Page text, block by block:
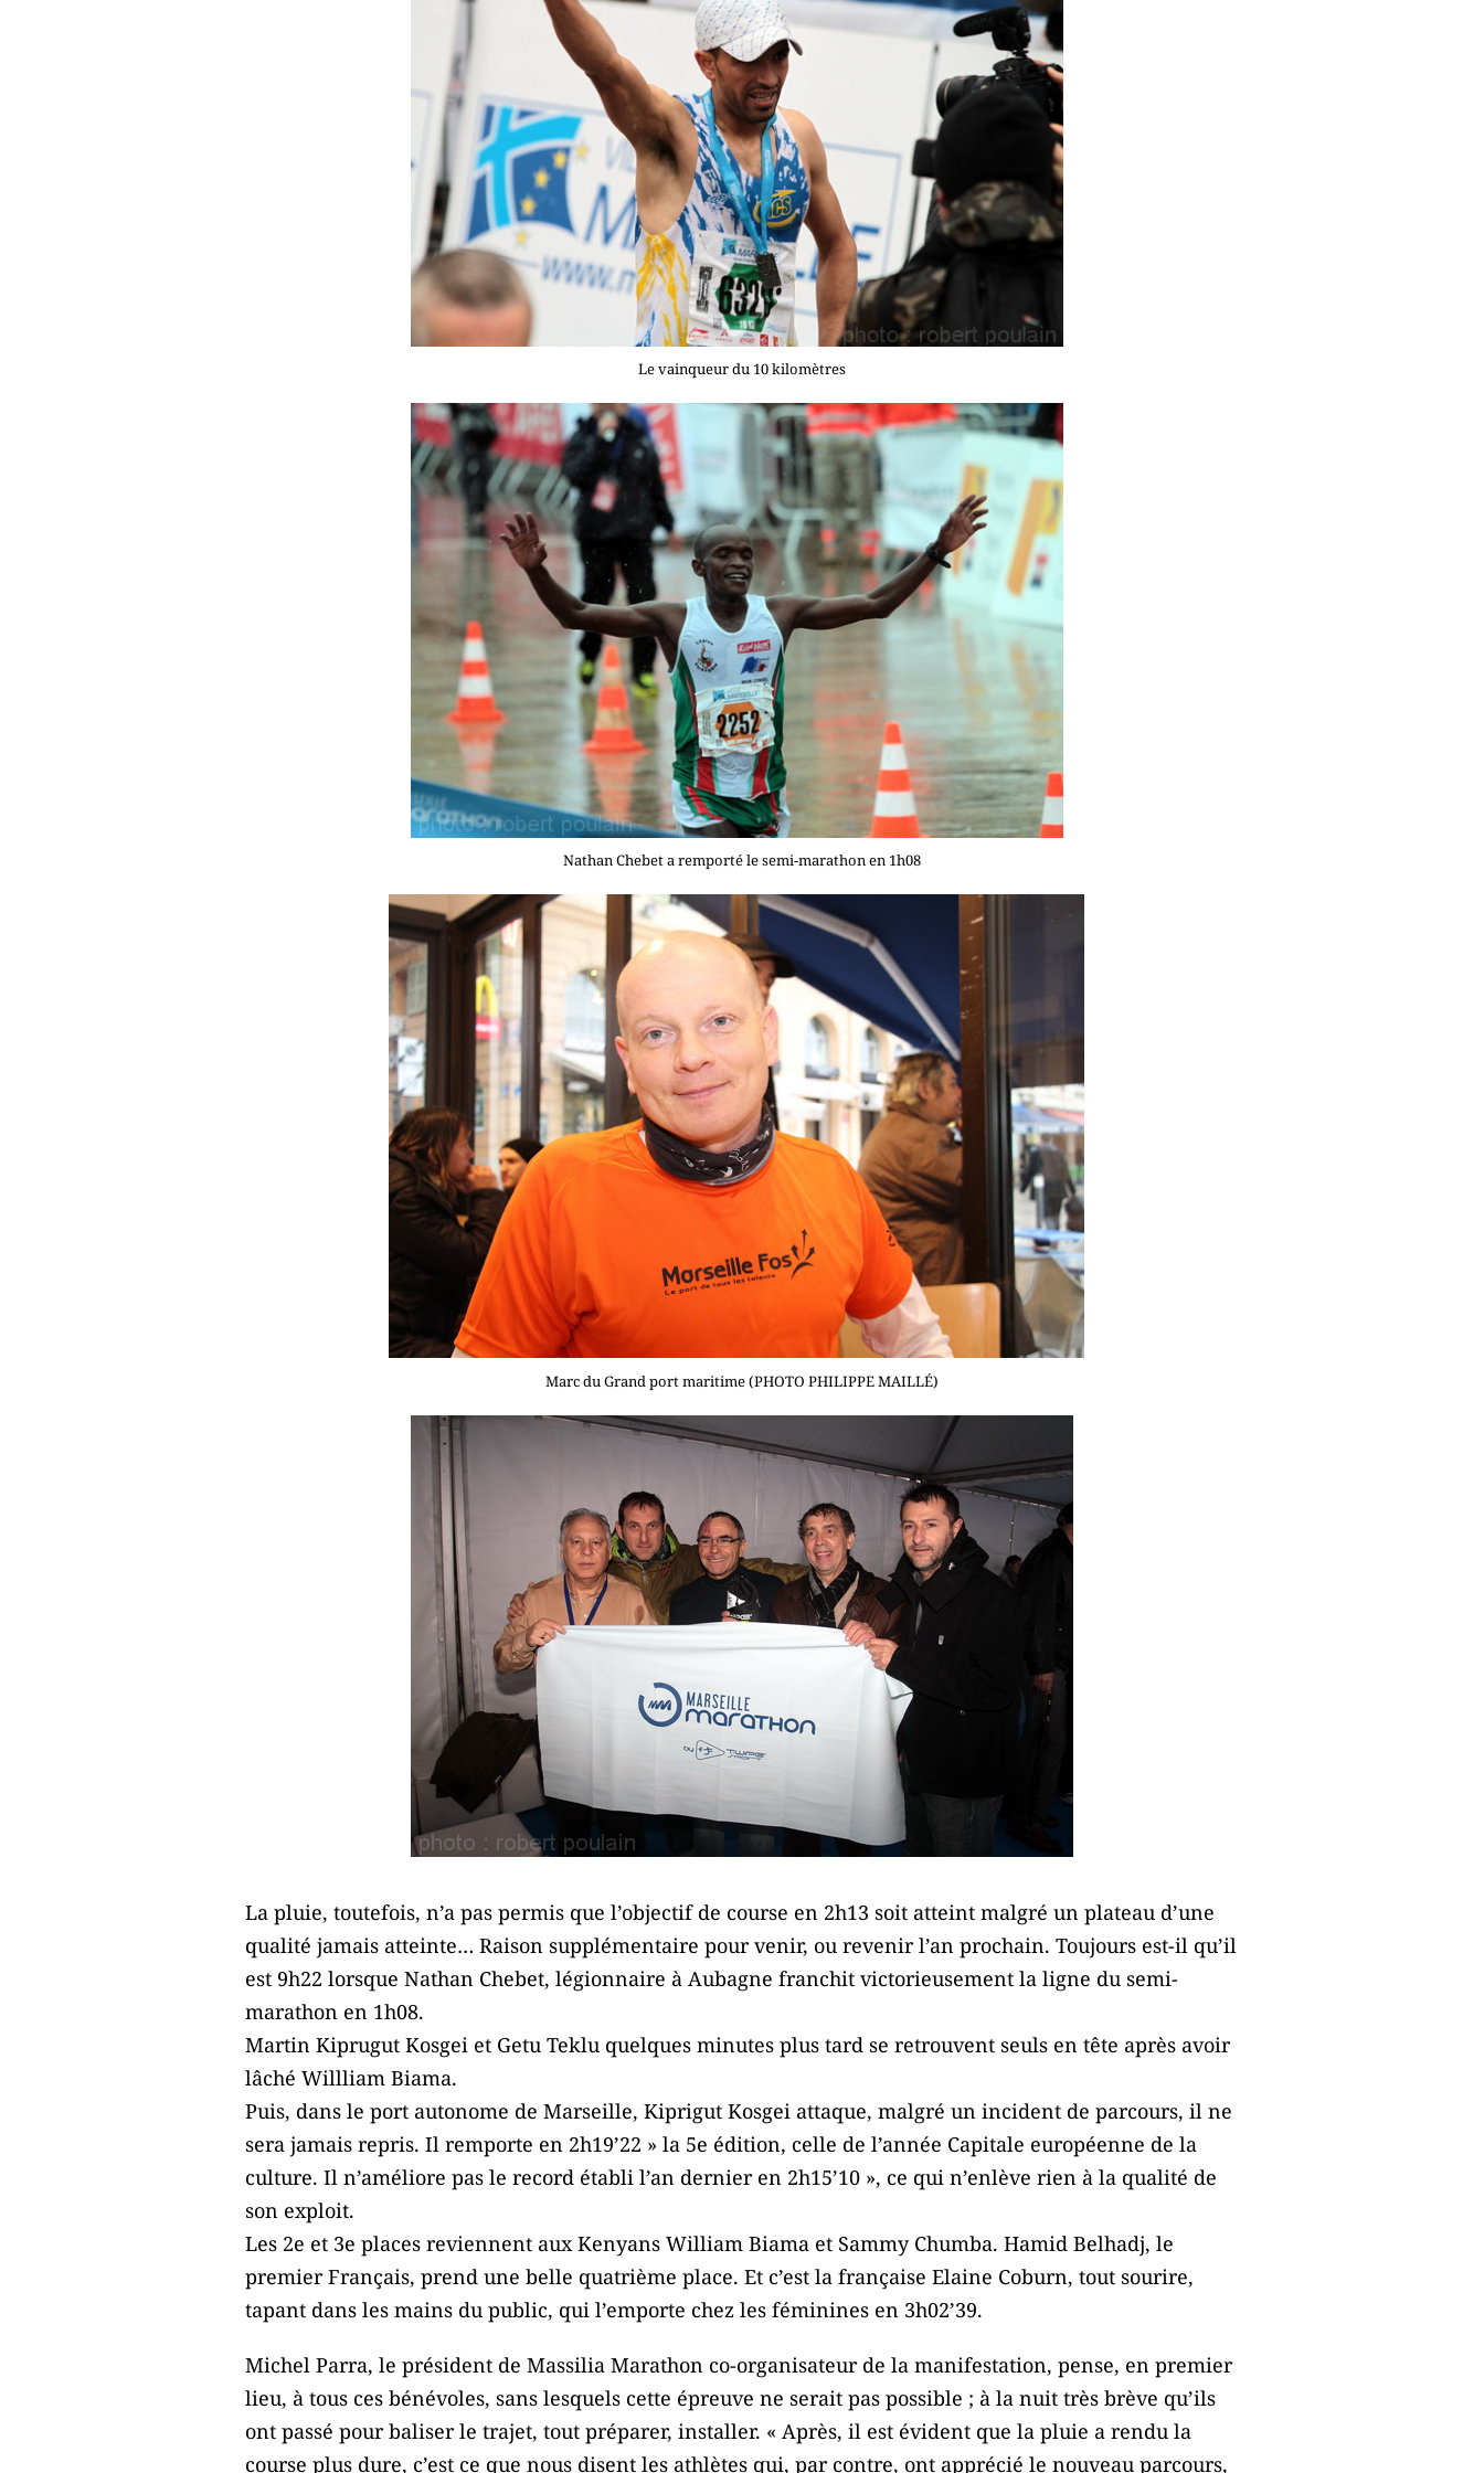
Le vainqueur du 10 kilomètres
Nathan Chebet a remporté le semi-marathon en 1h08
Marc du Grand port maritime (PHOTO PHILIPPE MAILLÉ)
La pluie, toutefois, n’a pas permis que l’objectif de course en 2h13 soit atteint malgré un plateau d’une
qualité jamais atteinte… Raison supplémentaire pour venir, ou revenir l’an prochain. Toujours est-il qu’il
est 9h22 lorsque Nathan Chebet, légionnaire à Aubagne franchit victorieusement la ligne du semi-
marathon en 1h08.
Martin Kiprugut Kosgei et Getu Teklu quelques minutes plus tard se retrouvent seuls en tête après avoir
lâché Willliam Biama.
Puis, dans le port autonome de Marseille, Kiprigut Kosgei attaque, malgré un incident de parcours, il ne
sera jamais repris. Il remporte en 2h19’22 » la 5e édition, celle de l’année Capitale européenne de la
culture. Il n’améliore pas le record établi l’an dernier en 2h15’10 », ce qui n’enlève rien à la qualité de
son exploit.
Les 2e et 3e places reviennent aux Kenyans William Biama et Sammy Chumba. Hamid Belhadj, le
premier Français, prend une belle quatrième place. Et c’est la française Elaine Coburn, tout sourire,
tapant dans les mains du public, qui l’emporte chez les féminines en 3h02’39.
Michel Parra, le président de Massilia Marathon co-organisateur de la manifestation, pense, en premier
lieu, à tous ces bénévoles, sans lesquels cette épreuve ne serait pas possible ; à la nuit très brève qu’ils
ont passé pour baliser le trajet, tout préparer, installer. « Après, il est évident que la pluie a rendu la
course plus dure, c’est ce que nous disent les athlètes qui, par contre, ont apprécié le nouveau parcours,